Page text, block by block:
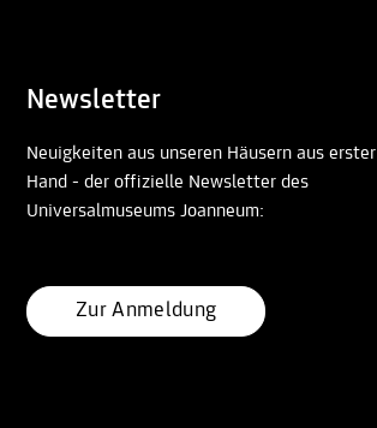
Newsletter
Neuigkeiten aus unseren Häusern aus erster
Hand - der offizielle Newsletter des
Universalmuseums Joanneum:
Zur Anmeldung